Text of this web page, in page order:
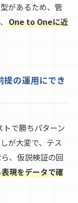
があるため、管
One to Oneに近
提の運用にでき
で勝ちパターン
が大変で、テス
、仮説検証の回
現をデータで確